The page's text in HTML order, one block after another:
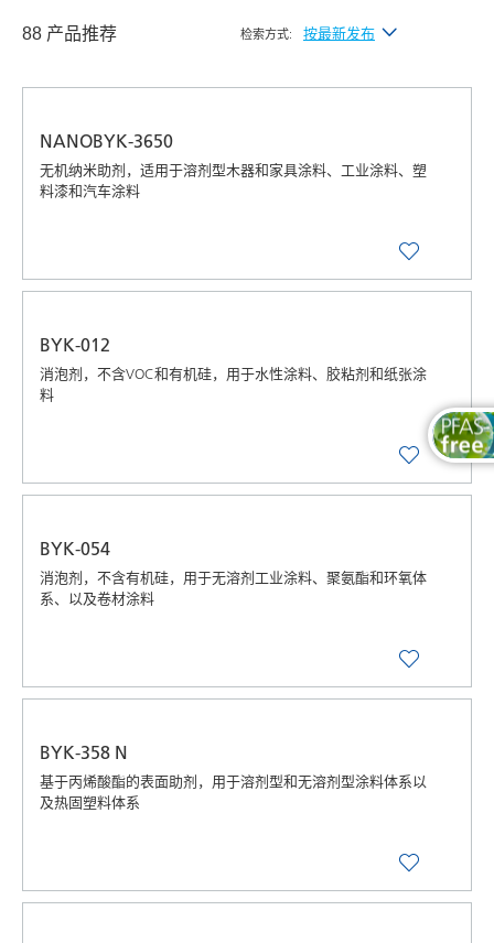
88 产品推荐 检索方式: 按最新发布
NANOBYK-3650
无机纳米助剂，适用于溶剂型木器和家具涂料、工业涂料、塑
料漆和汽车涂料
BYK-012
消泡剂，不含VOC和有机硅，用于水性涂料、胶粘剂和纸张涂
料
BYK-054
消泡剂，不含有机硅，用于无溶剂工业涂料、聚氨酯和环氧体
系、以及卷材涂料
BYK-358 N
基于丙烯酸酯的表面助剂，用于溶剂型和无溶剂型涂料体系以
及热固塑料体系